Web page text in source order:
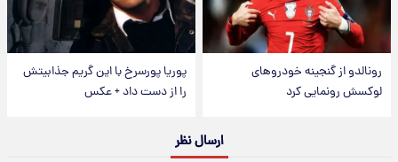
رونالدو از گنجینه خودروهای
لوکسش رونمایی کرد
پوریا پورسرخ با این گریم جذابیتش
را از دست داد + عکس
ارسال نظر